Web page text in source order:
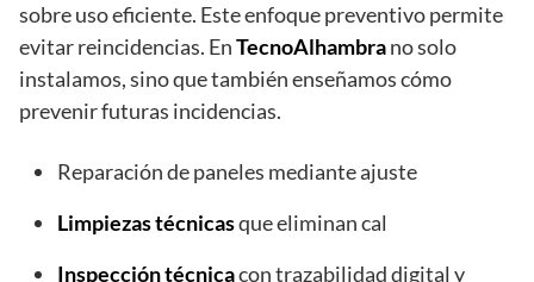
sobre uso eficiente. Este enfoque preventivo permite
evitar reincidencias. EnTecnoAlhambrano solo
instalamos, sino que también enseñamos cómo
prevenir futuras incidencias.
Reparación de paneles mediante ajuste
Limpiezas técnicasque eliminan cal
Inspección técnicacon trazabilidad digital y